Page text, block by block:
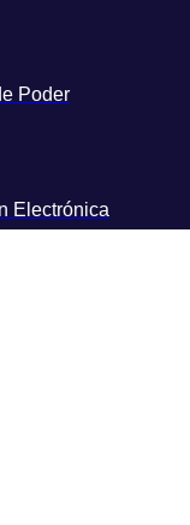
Poder
Electrónica